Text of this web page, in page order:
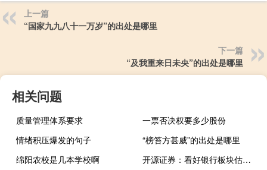
上一篇
“国家九九八十一万岁”的出处是哪里
下一篇
“及我重来日未央”的出处是哪里
相关问题
质量管理体系要求
一票否决权要多少股份
情绪积压爆发的句子
“榜笞方甚威”的出处是哪里
绵阳农校是几本学校啊
开源证券：看好银行板块估值继续向上修复